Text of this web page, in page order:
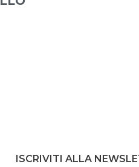
ISCRIVITI ALLA